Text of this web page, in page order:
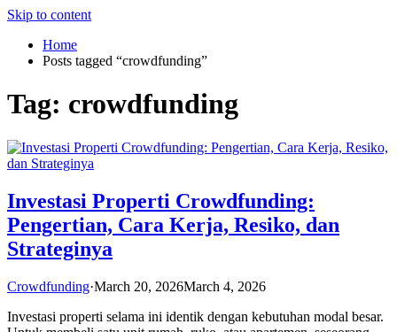
Skip to content
Home
Posts tagged “crowdfunding”
Tag: crowdfunding
Investasi Properti Crowdfunding:
Pengertian, Cara Kerja, Resiko, dan
Strateginya
Crowdfunding·March 20, 2026March 4, 2026
Investasi properti selama ini identik dengan kebutuhan modal besar.